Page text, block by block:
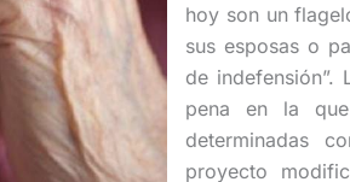
hoy son un
sus esposas o
de indefensión”.
pena en la
determinadas
proyecto